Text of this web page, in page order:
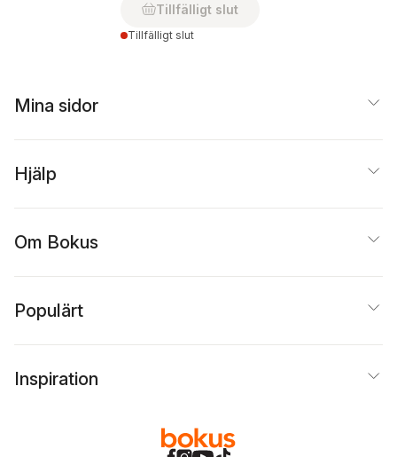
Tillfälligt slut
Tillfälligt slut
Mina sidor
Hjälp
Om Bokus
Populärt
Inspiration